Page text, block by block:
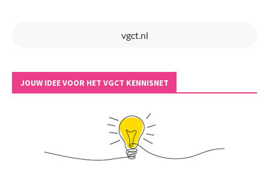
vgct.nl
JOUW IDEE VOOR HET VGCT KENNISNET